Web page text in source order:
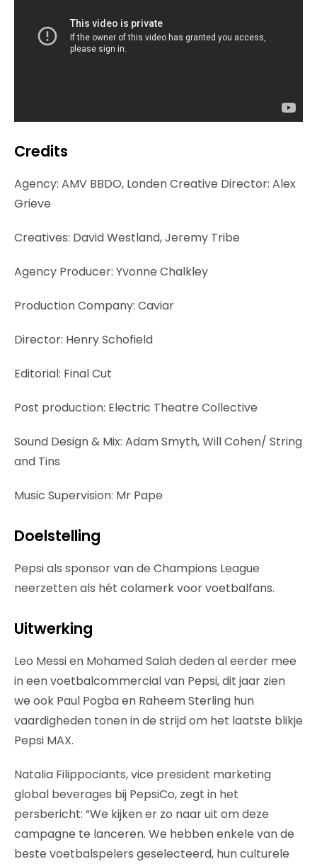
Credits
Agency: AMV BBDO, Londen Creative Director: Alex
Grieve
Creatives: David Westland, Jeremy Tribe
Agency Producer: Yvonne Chalkley
Production Company: Caviar
Director: Henry Schofield
Editorial: Final Cut
Post production: Electric Theatre Collective
Sound Design & Mix: Adam Smyth, Will Cohen/ String
and Tins
Music Supervision: Mr Pape
Doelstelling
Pepsi als sponsor van de Champions League
neerzetten als hét colamerk voor voetbalfans.
Uitwerking
Leo Messi en Mohamed Salah deden al eerder mee
in een voetbalcommercial van Pepsi, dit jaar zien
we ook Paul Pogba en Raheem Sterling hun
vaardigheden tonen in de strijd om het laatste blikje
Pepsi MAX.
Natalia Filippociants, vice president marketing
global beverages bij PepsiCo, zegt in het
persbericht: “We kijken er zo naar uit om deze
campagne te lanceren. We hebben enkele van de
beste voetbalspelers geselecteerd, hun culturele